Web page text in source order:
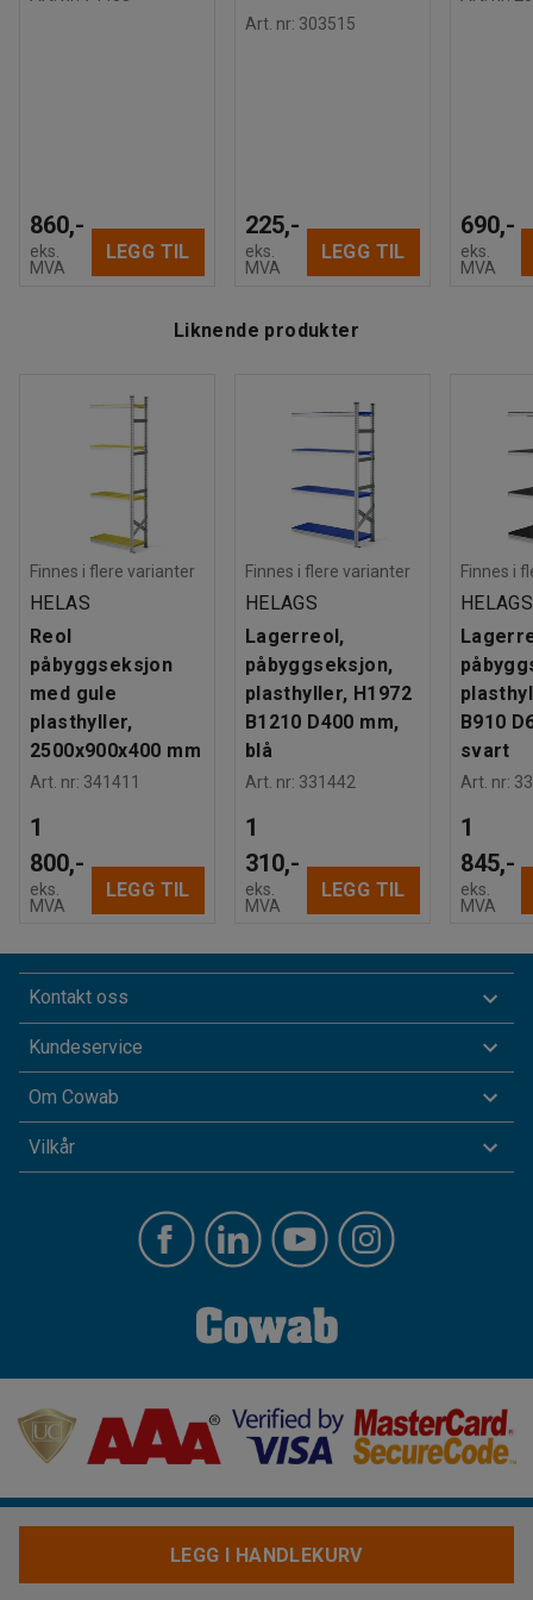
Denne forlengelsesseksjonen er testet og godkjent i
860,-
eks.
MVA
LEGG TIL
Art. nr: 303515
225,-
eks.
MVA
LEGG TIL
690,-
eks.
MVA
Liknende produkter
Finnes i flere varianter
HELAS
Reol
påbyggseksjon
med gule
plasthyller,
2500x900x400 mm
Art. nr: 341411
1
800,-
eks.
MVA
LEGG TIL
Finnes i flere varianter
HELAGS
Lagerreol,
påbyggseksjon,
plasthyller, H1972
B1210 D400 mm,
blå
Art. nr: 331442
1
310,-
eks.
MVA
LEGG TIL
Finnes i
HELAGS
B910
svart
Art. nr:
1
845,-
eks.
MVA
Kontakt oss
Kundeservice
Om Cowab
Vilkår
LEGG I HANDLEKURV